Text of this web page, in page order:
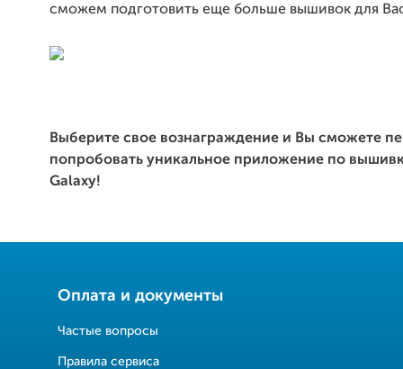
сможем подготовить еще больше вышивок для
Выберите свое вознаграждение и Вы сможете
попробовать уникальное приложение по
Galaxy!
Оплата и документы
Частые вопросы
Правила сервиса